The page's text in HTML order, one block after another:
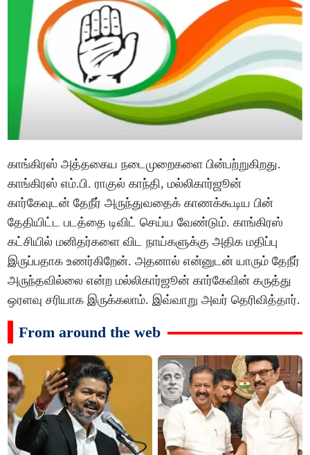
காங்கிரஸ் அத்தகைய நடைமுறைகளை பின்பற்றுகிறது.
காங்கிரஸ் எம்.பி. ராகுல் காந்தி, மல்லிகார்ஜூன்
கார்கேவுடன் தேநீர் அருந்துவதைக் காணக்கூடிய பின்
தேதியிட்ட படத்தை டிவிட் செய்ய வேண்டும். காங்கிரஸ்
கட்சியில் மனிதர்களை விட நாய்களுக்கு அதிக மதிப்பு
இருப்பதாக உணர்கிறேன். அதனால் என்னுடன் யாரும் தேநீர்
அருந்தவில்லை என்ற மல்லிகார்ஜூன் கார்கேவின் கருத்து
ஒரளவு சரியாக இருக்கலாம். இவ்வாறு அவர் தெரிவித்தார்.
From around the web